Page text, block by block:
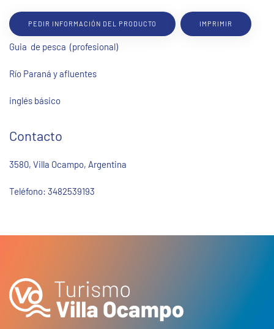
PEDIR INFORMACIÓN DEL PRODUCTO IMPRIMIR
Guia de pesca (profesional)
Río Paraná y afluentes
inglés básico
Contacto
3580, Villa Ocampo, Argentina
Teléfono: 3482539193